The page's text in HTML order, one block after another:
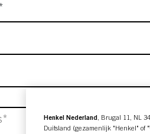
Henkel Nederland , Brugal 11, NL
Duitsland (gezamenlijk "Henkel" of